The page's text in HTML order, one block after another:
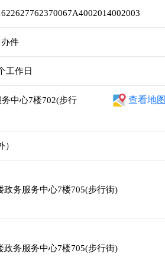
办件
工作日
中心7楼702(步行
查看地图
务服务中心7楼705(步行街)
务服务中心7楼705(步行街)